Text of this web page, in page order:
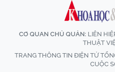
CƠ QUAN CHỦ QUẢN: LIÊN
THUẬT
TRANG THÔNG TIN ĐIỆN TỬ
CUỘC